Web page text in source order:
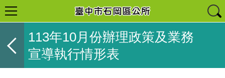
113年10月份辦理政策及業務
宣導執行情形表